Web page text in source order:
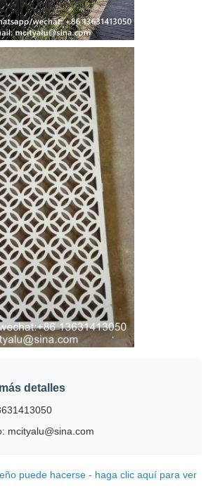
detalles
mcityalu@sina.com
puede hacerse - haga clic aquí para ver